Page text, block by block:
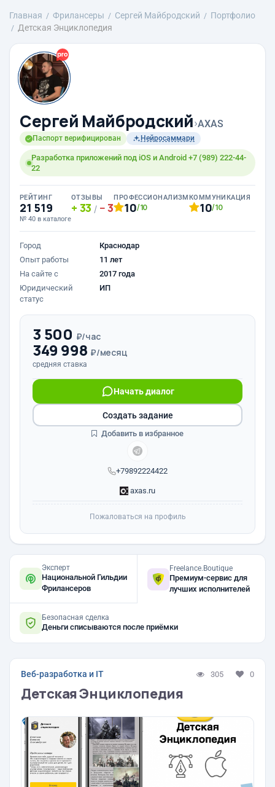
Главная Фрилансеры Сергей Майбродский
Портфолио
Детская Энциклопедия
Сергей Майбродский›AXAS
Паспорт верифицирован Нейросаммари
Разработка приложений под iOS и Android +7 (989) 222-44-
22
РЕЙТИНГ
21 519
№ 40 в каталоге
ОТЗЫВЫ
33 / 3
ПРОФЕССИОНАЛИЗМ
10/10
КОММУНИКАЦИЯ
10/10
Город
Краснодар
Опыт работы
11 лет
На сайте с
2017 года
Юридический
статус
ИП
3 500 ₽/час
349 998 ₽/месяц
средняя ставка
+79892224422
Начать диалог
axas.ru
Создать задание
Добавить в избранное
Пожаловаться на профиль
Эксперт
Национальной Гильдии
Фрилансеров
Freelance.Boutique
Премиум-сервис для
лучших исполнителей
Безопасная сделка
Деньги списываются после приёмки
Веб-разработка и IT 305 0
Детская Энциклопедия